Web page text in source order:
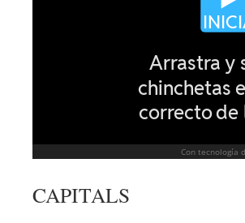
CAPITALS